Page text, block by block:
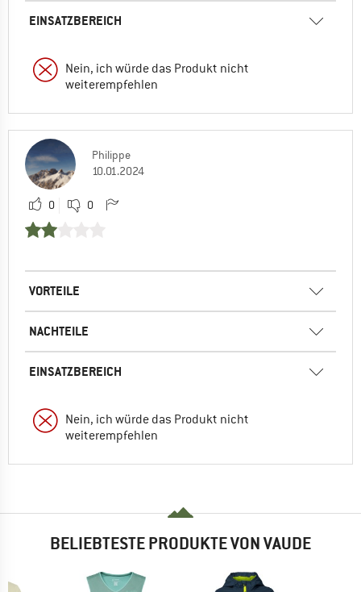
EINSATZBEREICH
Nein, ich würde das Produkt nicht
weiterempfehlen
Philippe
10.01.2024
0 0
VORTEILE
NACHTEILE
EINSATZBEREICH
Nein, ich würde das Produkt nicht
weiterempfehlen
BELIEBTESTE PRODUKTE VON VAUDE